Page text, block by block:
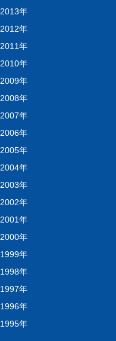
2013年
2012年
2011年
2010年
2009年
2008年
2007年
2006年
2005年
2004年
2003年
2002年
2001年
2000年
1999年
1998年
1997年
1996年
1995年